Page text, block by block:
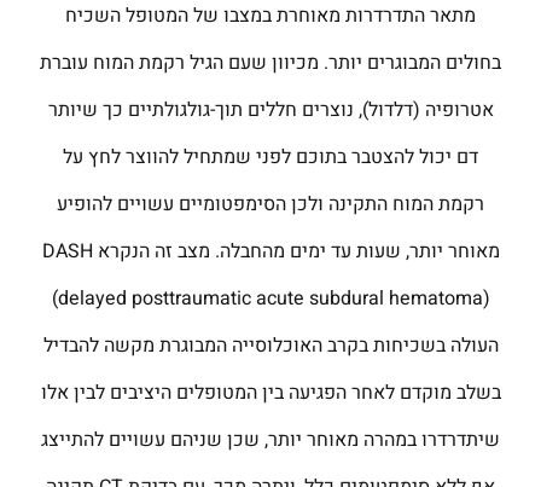
מתאר התדרדרות מאוחרת במצבו של המטופל השכיח
בחולים המבוגרים יותר. מכיוון שעם הגיל רקמת המוח עוברת
אטרופיה (דלדול), נוצרים חללים תוך-גולגולתיים כך שיותר
דם יכול להצטבר בתוכם לפני שמתחיל להווצר לחץ על
רקמת המוח התקינה ולכן הסימפטומיים עשויים להופיע
מאוחר יותר, שעות עד ימים מהחבלה. מצב זה הנקרא DASH
(delayed posttraumatic acute subdural hematoma)
העולה בשכיחות בקרב האוכלוסייה המבוגרת מקשה להבדיל
בשלב מוקדם לאחר הפגיעה בין המטופלים היציבים לבין אלו
שיתדרדרו במהרה מאוחר יותר, שכן שניהם עשויים להתייצג